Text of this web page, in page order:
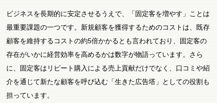
ビジネスを長期的に安定させるうえで、「固定客を増やす」ことは
最重要課題の一つです。新規顧客を獲得するためのコストは、既存
顧客を維持するコストの約5倍かかるとも言われており、固定客の
存在がいかに経営効率を高めるかは数字が物語っています。さら
に、固定客はリピート購入による売上貢献だけでなく、口コミや紹
介を通じて新たな顧客を呼び込む「生きた広告塔」としての役割も
担っています。